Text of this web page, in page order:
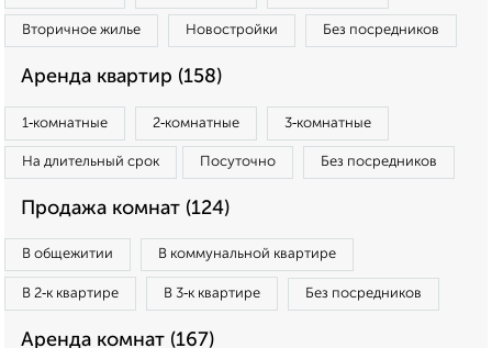
Вторичное жилье Новостройки Без посредников
Аренда квартир (158)
1‑комнатные 2‑комнатные 3‑комнатные
На длительный срок Посуточно Без посредников
Продажа комнат (124)
В общежитии В коммунальной квартире
В 2‑к квартире В 3‑к квартире Без посредников
Аренда комнат (167)